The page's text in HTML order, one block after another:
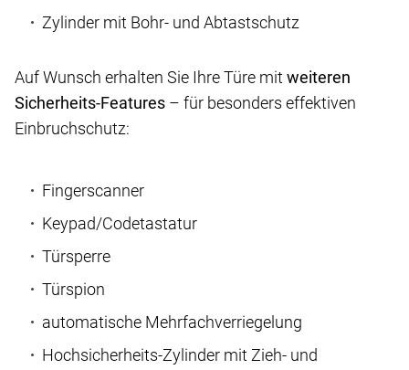
Zylinder mit Bohr- und Abtastschutz
Auf Wunsch erhalten Sie Ihre Türe mit weiteren
Sicherheits-Features – für besonders effektiven
Einbruchschutz:
Fingerscanner
Keypad/Codetastatur
Türsperre
Türspion
automatische Mehrfachverriegelung
Hochsicherheits-Zylinder mit Zieh- und